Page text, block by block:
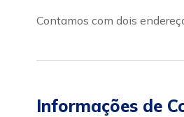
Contamos com dois
Informações de